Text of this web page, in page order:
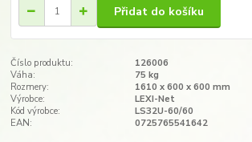
Přidat do košíku
Číslo produktu:
126006
Váha:
75 kg
Rozmery:
1610 x 600 x 600 mm​
Výrobce:
LEXI-Net
Kód výrobce:
LS32U-60/60
EAN:
0725765541642